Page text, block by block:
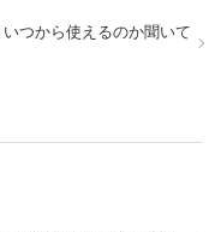
つから使えるのか聞いて